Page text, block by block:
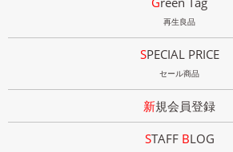
再生良品
SPECIAL PRICE
セール商品
新規会員登録
STAFF BLOG